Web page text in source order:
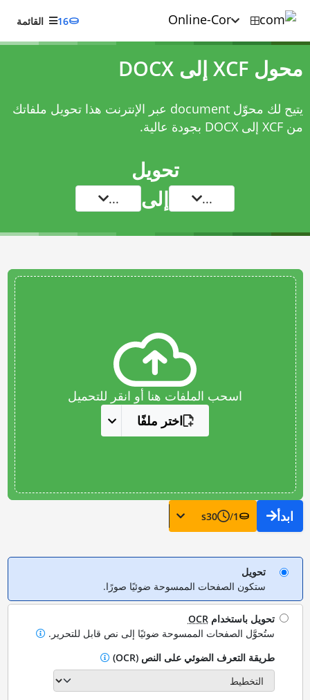
16 القائمة
محول XCF إلى DOCX
يتيح لك محوّل document عبر الإنترنت هذا تحويل ملفاتك
من XCF إلى DOCX بجودة عالية.
تحويل
... إلى ...
اسحب الملفات هنا أو انقر للتحميل
اختر ملفًا
ابدأ 1
/
30
s
تحويل
ستكون الصفحات الممسوحة ضوئيًا صورًا.
تحويل باستخدام OCR
ستُحوَّل الصفحات الممسوحة ضوئيًا إلى نص قابل للتحرير.
طريقة التعرف الضوئي على النص (OCR)